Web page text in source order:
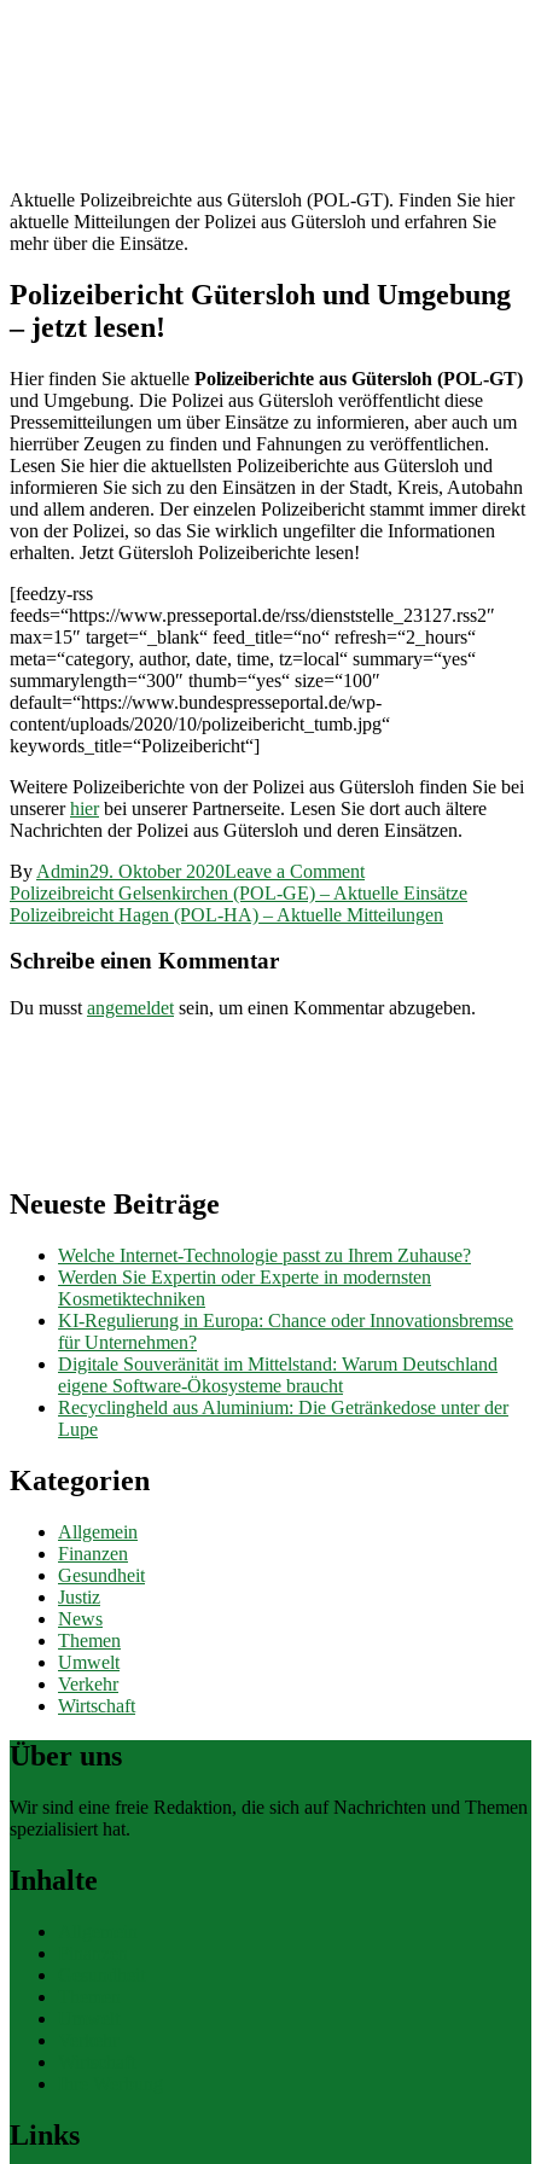
Aktuelle Polizeibreichte aus Gütersloh (POL-GT). Finden Sie hier
aktuelle Mitteilungen der Polizei aus Gütersloh und erfahren Sie
mehr über die Einsätze.
Polizeibericht Gütersloh und Umgebung
– jetzt lesen!
Hier finden Sie aktuelle Polizeiberichte aus Gütersloh (POL-GT)
und Umgebung. Die Polizei aus Gütersloh veröffentlicht diese
Pressemitteilungen um über Einsätze zu informieren, aber auch um
hierrüber Zeugen zu finden und Fahnungen zu veröffentlichen.
Lesen Sie hier die aktuellsten Polizeiberichte aus Gütersloh und
informieren Sie sich zu den Einsätzen in der Stadt, Kreis, Autobahn
und allem anderen. Der einzelen Polizeibericht stammt immer direkt
von der Polizei, so das Sie wirklich ungefilter die Informationen
erhalten. Jetzt Gütersloh Polizeiberichte lesen!
[feedzy-rss
feeds=“https://www.presseportal.de/rss/dienststelle_23127.rss2″
max=15″ target=“_blank“ feed_title=“no“ refresh=“2_hours“
meta=“category, author, date, time, tz=local“ summary=“yes“
summarylength=“300″ thumb=“yes“ size=“100″
default=“https://www.bundespresseportal.de/wp-
content/uploads/2020/10/polizeibericht_tumb.jpg“
keywords_title=“Polizeibericht“]
Weitere Polizeiberichte von der Polizei aus Gütersloh finden Sie bei
unsererhierbei unserer Partnerseite. Lesen Sie dort auch ältere
Nachrichten der Polizei aus Gütersloh und deren Einsätzen.
By Admin29. Oktober 2020Leave a Commenton
Polizeibreicht
Gütersloh
Aktuelle
Mitteilungen
Beitragsnavigation
Polizeibreicht Gelsenkirchen (POL-GE) – Aktuelle Einsätze
Polizeibreicht Hagen (POL-HA) – Aktuelle Mitteilungen
Schreibe einen Kommentar
Du musst angemeldet sein, um einen Kommentar abzugeben.
Neueste Beiträge
Welche Internet-Technologie passt zu Ihrem Zuhause?
Werden Sie Expertin oder Experte in modernsten
Kosmetiktechniken
KI-Regulierung in Europa: Chance oder Innovationsbremse
für Unternehmen?
Digitale Souveränität im Mittelstand: Warum Deutschland
eigene Software-Ökosysteme braucht
Recyclingheld aus Aluminium: Die Getränkedose unter der
Lupe
Kategorien
Allgemein
Finanzen
Gesundheit
Justiz
News
Themen
Umwelt
Verkehr
Wirtschaft
Über uns
Wir sind eine freie Redaktion, die sich auf Nachrichten und Themen
spezialisiert hat.
Inhalte
Links